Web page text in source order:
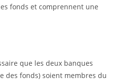
fonds et comprennent une
que les deux banques
des fonds) soient membres du